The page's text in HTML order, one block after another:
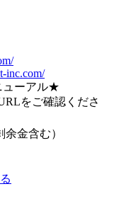
inc.com/
ューアル★
をご確認くださ
金含む）